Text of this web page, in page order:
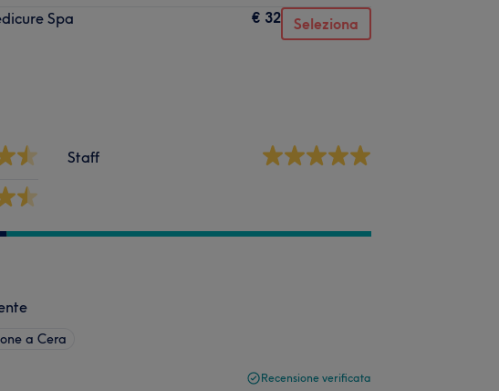
Spa
€ 32 Seleziona
Staff
a Cera
Recensione verificata